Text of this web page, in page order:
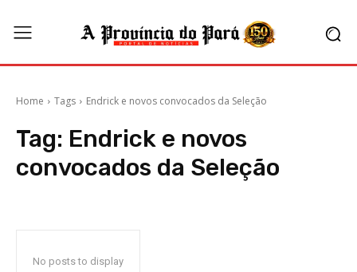
Home Tags Endrick e novos convocados da Seleção
Tag: Endrick e novos
convocados da Seleção
No posts to display